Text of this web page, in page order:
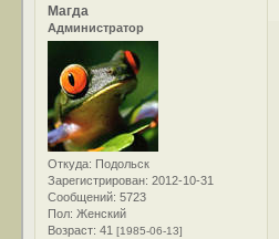
Магда
Администратор
Откуда: Подольск
Зарегистрирован: 2012-10-31
Сообщений: 5723
Пол: Женский
Возраст: 41[1985-06-13]